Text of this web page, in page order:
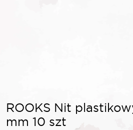
ROOKS Nit
mm 10 szt